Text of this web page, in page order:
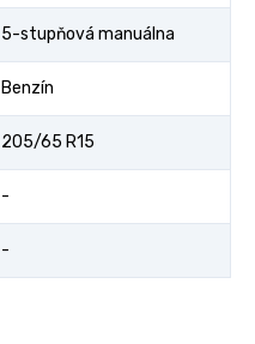
5-stupňová manuálna
Benzín
205/65 R15
-
-